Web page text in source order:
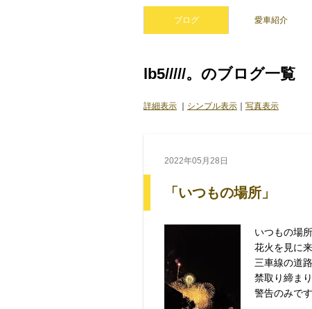
ブログ 愛車紹介
lb5/////。のブログ一覧
詳細表示 シンプル表示 写真表示
2022年05月28日
「いつもの場所」
いつもの場
花火を見に
三車線の道
禁取り締ま
警告のみで